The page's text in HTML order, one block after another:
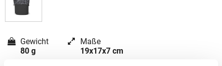
Gewicht
80 g
Maße
19x17x7 cm